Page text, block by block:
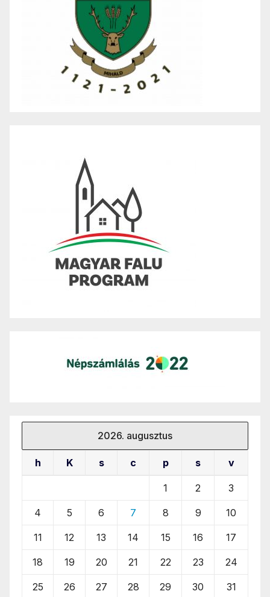
2026. augusztus
h K s c p s v
1 2 3
4 5 6 7 8 9 10
11 12 13 14 15 16 17
18 19 20 21 22 23 24
25 26 27 28 29 30 31